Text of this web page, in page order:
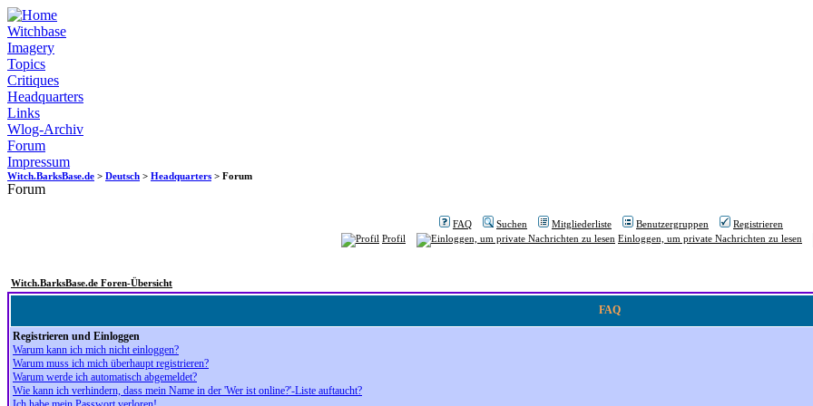
Witchbase
Imagery
Topics
Critiques
Headquarters
Links
Wlog-Archiv
Forum
Impressum
Witch.BarksBase.de > Deutsch > Headquarters > Forum
Forum
FAQ Suchen Mitgliederliste Benutzergruppen
Registrieren
Profil
Einloggen, um private Nachrichten zu lesen
Witch.BarksBase.de Foren-Übersicht
FAQ
Registrieren und Einloggen
Warum kann ich mich nicht einloggen?
Warum muss ich mich überhaupt registrieren?
Warum werde ich automatisch abgemeldet?
Wie kann ich verhindern, dass mein Name in der 'Wer ist online?'-Liste auftaucht?